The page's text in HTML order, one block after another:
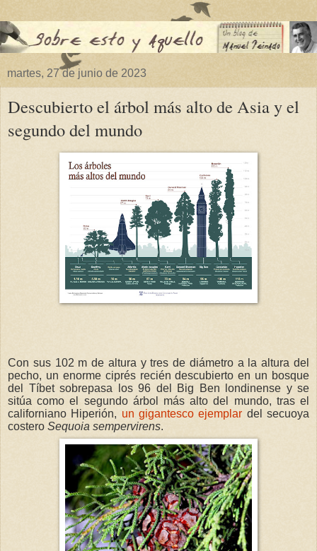
martes, 27 de junio de 2023
Descubierto el árbol más alto de Asia y el
segundo del mundo
Con sus 102 m de altura y tres de diámetro a la altura del
pecho, un enorme ciprés recién descubierto en un bosque
del Tíbet sobrepasa los 96 del Big Ben londinense y se
sitúa como el segundo árbol más alto del mundo, tras el
californiano Hiperión, un gigantesco ejemplar del secuoya
costero Sequoia sempervirens.